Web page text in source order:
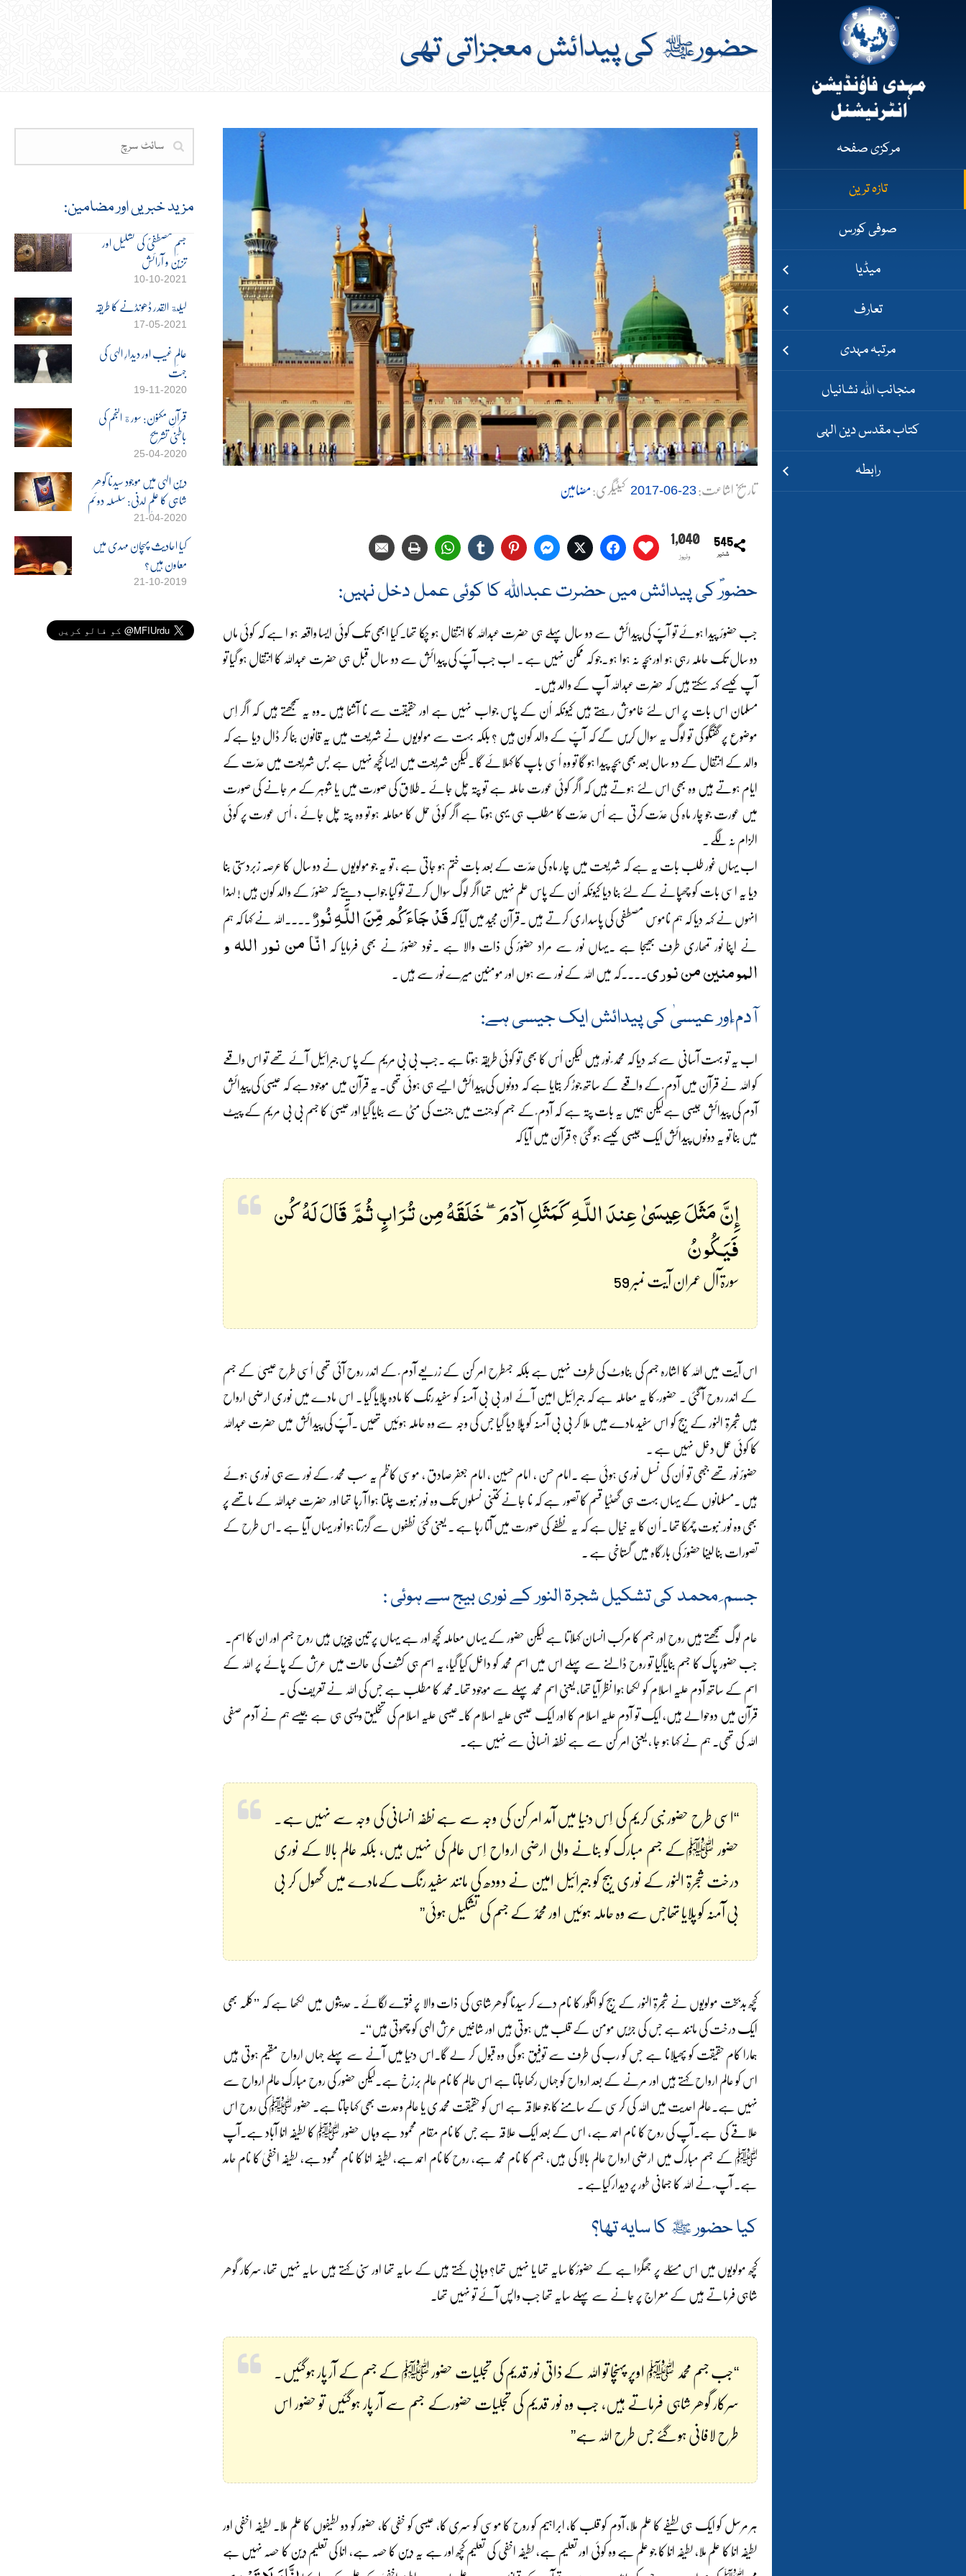
مرکزی صفحہ
تازہ ترین
صوفی کورس
میڈیا
تعارف
مرتبہ مہدی
منجانب اللہ نشانیاں
کتاب مقدس دین الہی
رابطہ
حضورﷺ کی پیدائش معجزاتی تھی
تاریخ اشاعت:23-06-2017 کیٹیگری:مضامین
545
شئیر
1,040
وئیوز
لائیک کریں فیس بک ٹویٹر فیس بک میسینجر
پنٹرسٹ ٹمبلر واٹس ایپ پرنٹ
حضورؐ کی پیدائش میں حضرت عبداللہ کا کوئی عمل دخل نہیں:
جب حضورؐ پیدا ہوئے تو آپؐ کی پیدائش سے دو سال پہلے ہی حضرت عبداللہ کا انتقال ہو چکا تھا۔ کیا ابھی تک کوئی ایسا واقعہ ہو ا ہے کہ کوئی ماں
دو سال تک حاملہ رہی ہو اور بچہ نہ ہوا ہو ۔جو کہ ممکن نہیں ہے ۔ اب جب آپؐ کی پیدائش سے دو سال قبل ہی حضرت عبداللہ کا انتقال ہو گیا تو
آپ کیسے کہہ سکتے ہیں کہ حضرت عبداللہ آپ کے والد ہیں۔
مسلمان اس بات پر اس لئے خاموش رہتے ہیں کیونکہ اُن کے پاس جواب نہیں ہے اور حقیقت سے نا آشنا ہیں ۔وہ یہ سمجھتے ہیں کہ اگر اِس
موضوع پر گفتگو کی تو لوگ یہ سوال کریں گے کہ آپؐ کے والد کون ہیں ؟ بلکہ بہت سے مولویوں نے شریعت میں یہ قانون بنا کر ڈال دیا ہے کہ
والد کے انتقال کے دو سال بعد بھی بچہ پیدا ہو گا تو وہ اُسی باپ کا کہلائے گا ۔لیکن شریعت میں ایسا کچھ نہیں ہے بس شریعت میں عدّت کے
ایام ہوتے ہیں وہ بھی اس لئے ہوتے ہیں کہ اگر کوئی عورت حاملہ ہے تو پتہ چل جائے ۔طلاق کی صورت میں یا شوہر کے مر جانے کی صورت
میں عورت جو چار ماہ کی عدّت کرتی ہے اُس عدّت کا مطلب ہی یہی ہوتا ہے اگر کوئی حمل کا معاملہ ہو تو وہ پتہ چل جائے ، اُس عورت پر کوئی
الزام نہ لگے ۔
اب یہاں غور طلب بات یہ ہے کہ شریعت میں چار ماہ کی عدّت کے بعد بات ختم ہو جاتی ہے ، تو یہ جو مولویوں نے دو سال کا عرصہ زبردستی بنا
دیا یہ اسی بات کو چھپانے کے لئے بنا دیا کیونکہ اُن کے پاس علم نہیں تھا اگر لوگ سوال کرتے تو کیا جواب دیتے کہ حضورؐ کے والد کون ہیں ! لہذا
انہوں نے کہہ دیا کہ ہم ناموس مصطفی کی پاسداری کرتے ہیں ۔قرآن مجید میں آیا کہقَدْ جَاءَكُم مِّنَ اللَّـهِ نُورٌ۔۔۔۔اللہ نے کہا کہ ہم
نے اپنا نور تمھاری طرف بھیجا ہے ۔یہاں نور سے مراد حضورؐ کی ذات والا ہے ۔خود حضورؐ نے بھی فرمایا کہانّا من نور اللہ و
المومنین من نوری۔۔۔۔کہ میں اللہ کے نور سے ہوں اور مومنین میرے نور سے ہیں ۔
آدم ؑاور عیسیٰ کی پیدائش ایک جیسی ہے:
اب یہ تو بہت آسانی سے کہہ دیا کہ محمد ؐ نور ہیں لیکن اُس کا بھی تو کوئی طریقہ ہوتا ہے ۔جب بی بی مریم کے پا س جبرائیل آئے تھے تو اس واقعے
کو اللہ نے قرآن میں آدم ؑ کے واقعے کے ساتھ جوڑ کر بتایا ہے کہ دونوں کی پیدائش ایسے ہی ہوئی تھی۔ یہ قرآن میں موجود ہے کہ عیسیٰ کی پیدائش
آدم کی پیدائش جیسی ہےلیکن ہمیں یہ بات پتہ ہے کہ آدم ؑ کے جسم کو جنت میں جنت کی مٹی سے بنایا گیا اور عیسیٰ کا جسم بی بی مریم کے پیٹ
میں بنا تو یہ دونوں پیدائش ایک جیسی کیسے ہو گئی ؟ قرآن میں آیا کہ
إِنَّ مَثَلَ عِيسَىٰ عِندَ اللَّـهِ كَمَثَلِ آدَمَ ۖ خَلَقَهُ مِن تُرَابٍ ثُمَّ قَالَ لَهُ كُن
فَيَكُونُ
سورۃ آل عمران آیت نمبر 59
اس آیت میں اللہ کا اشارہ جسم کی بناوٹ کی طرف نہیں ہے بلکہ جسطرح امر کن کے زریعے آدم ؑ کے اندر روح آئی تھی اُسی طرح عیسیٰ کے جسم
کے اندر روح آ گئی ۔ حضور ؐ کا یہ معاملہ ہے کہ جبرائیل امین آئے اور بی بی آمنہ کو سفید رنگ کا مادہ پلایا گیا ۔ اس مادے میں نوری ارضی ارواح
ہیں شجرۃ النور کے بیج کو اس سفید مادے میں ملا کر بی بی آمنہ کو پلا دیا گیا جس کی وجہ سے وہ حاملہ ہوئیں تھیں ۔آپؐ کی پیدائش میں حضرت عبداللہ
کا کوئی عمل دخل نہیں ہے ۔
حضورؐ نور تھے جبھی تو اُن کی نسل نوری ہوئی ہے ۔امام حسن ، امام حسین ، امام جعفر صادق ، موسی کاظم یہ سب محمد ؐ کے نور سےہی نوری ہوئے
ہیں ۔مسلمانوں کے یہاں بہت ہی گھٹیا قسم کا تصور ہے کہ نا جانے کتنی نسلوں تک وہ نورِ نبوت چلتا ہوا آ رہا تھا اور حضرت عبداللہ کے ماتھے پر
بھی وہ نور ِ نبوت چمکا تھا ۔اُ ن کا یہ خیال ہے کہ یہ نطفے کی صورت میں آتا رہا ہے ۔ یعنی کئی نطفوں سے گزرتا ہوا نور یہاں آیا ہے ۔اس طرح کے
تصورات بنا لینا حضورؐ کی بارگاہ میں گستاخی ہے ۔
جسم ِ محمد کی تشکیل شجرۃ النور کے نوری بیج سے ہوئی :
عام لوگ سمجھتے ہیں روح اور جسم کا مرکب انسان کہلاتا ہے لیکن حضور کے یہاں معاملہ کچھ اور ہے یہاں پر تین چیزیں ہیں روح جسم اور ان کا اسم۔
جب حضور پاک کا جسم بنایاگیا تو روح ڈالنے سے پہلے اس میں اسم محمد کو داخل کیا گیا، یہ اسم ہی کشف کی حالت میں عرش کے پائے پر اللہ کے
اسم کے ساتھ آدم علیہ اسلام کو لکھا ہوا نظر آیا تھا، یعنی اسم محمد پہلے سے موجود تھا۔محمد کا مطلب ہے جس کی اللہ نے تعریف کی ۔
قرآن میں دوحوالے ہیں، ایک تو آدم علیہ اسلام کا اور ایک عیسی علیہ اسلام کا۔عیسی علیہ اسلام کی تخلیق ویسی ہی ہے جیسے ہم نے آدم صفی
اللہ کی تھی۔ ہم نے کہا ہو جا ، یعنی امر کن سے ہے نطفہ انسانی سے نہیں ہے۔
“اسی طرح حضور نبی کریم کی اِس دنیا میں آمد امر کن کی وجہ سے ہے نطفہ انسانی کی وجہ سے نہیں ہے۔
حضور ﷺکے جسم مبارک کو بنانے والی ارضی ارواح اِس عالم کی نہیں ہیں، بلکہ عالم بالا کے نوری
درخت شجرۃ النور کے نوری بیج کو جبرائیل امین نے دودھ کی مانند سفید رنگ کےمادے میں گھول کر بی
بی آمنہ کو پلایا تھاجس سے وہ حاملہ ہوئیں اور محمدؐ کے جسم کی تشکیل ہوئی”
کچھ بدبخت مولویوں نے شجرۃ النور کے بیج کو انگور کا نام دے کر سیدنا گوھر شاہی کی ذات والا پر فتوے لگائے ۔ حدیثوں میں لکھا ہے کہ ’’کلمہ بھی
ایک درخت کی مانند ہے جس کی جڑیں مومن کے قلب میں ہوتی ہیں اور شاخیں عرش الہی کو چھوتی ہیں‘‘۔
ہمارا کام حقیقت کو پھیلانا ہے جس کو رب کی طرف سے توفیق ہو گی وہ قبول کر لے گا۔اس دنیا میں آنے سے پہلے جہاں ارواح مقیم ہوتی ہیں
اس کو عالم ارواح کہتے ہیں اور مرنے کے بعد ارواح کو جہاں رکھاجاتا ہے اس عالم کا نام عالم برزخ ہے۔لیکن حضور کی روح مبارک عالم ارواح سے
نہیں ہے۔عالم احدیت میں اللہ کی کرسی کے سامنے کا جو علاقہ ہے اس کو حقیقت محمدی یا عالم وحدت بھی کہاجاتا ہے۔ حضور ﷺ کی روح اس
علاقے کی ہے۔آپ کی روح کا نام احمد ہے، اس کے بعد ایک علاقہ ہے جس کا نام مقام محمود ہے وہاں حضور ﷺ کا لطیفہ انّا آباد ہے۔آپ
ﷺ کے جسم مبارک میں ارضی ارواح عالم بالا کی ہیں، جسم کا نام محمد ہے، روح کا نام احمد ہے، لطیفہ انّا کا نام محمود ہے، لطیفہ اخفیٰ کا نام حامد
ہے۔ آپ ؐ نے اللہ کا جسمانی طور پر دیدار کیاہے ۔
کیا حضور ﷺ کا سایہ تھا؟
کچھ مولویوں میں اس مسئلے پر جھگڑا ہے کے حضورؐکا سایہ تھا یا نہیں تھا؟ وہابی کہتے ہیں کے سایہ تھا اور سنی کہتے ہیں سایہ نہیں تھا، سرکار گوھر
شاہی فرماتے ہیں کے معراج پر جانے سے پہلے سایہ تھا جب واپس آئے تو نہیں تھا۔
“جب جسم محمد ﷺ اوپر پہنچا تو اللہ کے ذاتی نور قدیم کی تجلیات حضور ﷺ کے جسم کے آر پار ہوگئیں۔
سرکار گوھر شاہی فرماتے ہیں، جب وہ نور قدیم کی تجلیات حضور ؐکے جسم سے آر پار ہوگئیں تو حضور اس
طرح لافانی ہو گئے جس طرح اللہ ہے”
ہر مرسل کو ایک ہی لطیفے کا علم ملا، آدم کو قلب کا، ابراہیم کو روح کا موسی کو سری کا، عیسی کو خفی کا، حضور کو دو لطیفوں کا علم ملا۔ لطیفہ اخفی اور
لطیفہ انّا کا علم ملا، لطیفہ انّا کا جو علم ہے وہ کوئی اور تعلیم ہے، لطیفہ اخفی کی تعلیم کچھ اور ہے یہ دین کا حصہ ہے، انّا کی تعلیم دین کا حصہ نہیں ہے
مزید خبریں اور مضامین:
جسمِ مصطفٰیؐ کی تشکیل اور
تزین و آرائش
10-10-2021
لیلة القدر ڈھونڈنے کا طریقہ
17-05-2021
عالمِ غیب اور دیدارِ الہی کی
جہت
19-11-2020
قرآنِ مکنون: سورة النجم کی
باطنی تشریح
25-04-2020
دینِ الہی میں موجود سیدنا گوھر
شاہی کا علمِ لدنی: سلسلہ دوئم
21-04-2020
کیا احادیث پہچان مہدی میں
معاون ہیں؟
21-10-2019